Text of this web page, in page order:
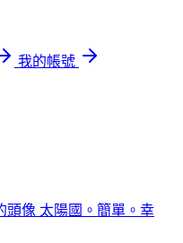
我的帳號
太陽國。簡單。幸